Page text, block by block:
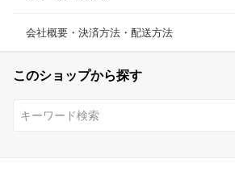
会社概要・決済方法・配送方法
このショップから探す